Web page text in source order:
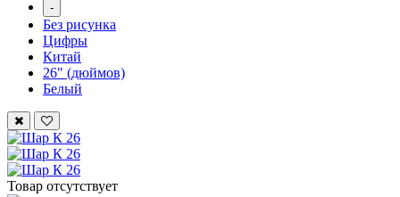
-
Без рисунка
Цифры
Китай
26" (дюймов)
Белый
Товар отсутствует